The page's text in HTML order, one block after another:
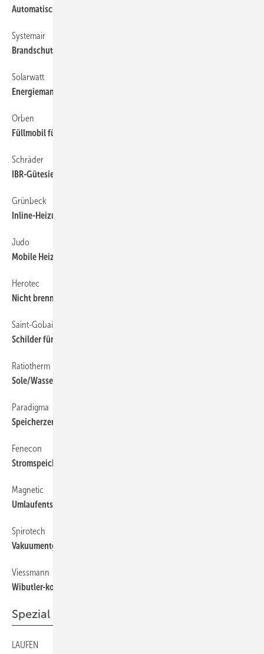
Automatische Heizungsbefüllung
Systemair
Brandschutzklappe in Kurzbauform
Solarwatt
Energiemanager optimiert Solarstrom
Orben
Füllmobil für Anlagen bis 3000 l
Schräder
IBR-Gütesiegel für Brandschutzplatte
Grünbeck
Inline-Heizungswasseraufbereitung
Judo
Mobile Heizungs­wasser­enthärtung
Herotec
Nicht brennbarer Randstreifen
Saint-Gobain Isover
Schilder für abP-Rohrabschottungen
Ratiotherm
Sole/Wasser-Wärmepumpe für PVT-Kollektoren
Paradigma
Speicherzentrale für Pellet-Heizkessel
Fenecon
Stromspeicher bis 22 kWh
Magnetic
Umlaufentsalzung nach VDI 2035
Spirotech
Vakuumentgaser für kleine Anlagen
Viessmann
Wibutler-kompatibler ­Stromspeicher
Spezial
LAUFEN